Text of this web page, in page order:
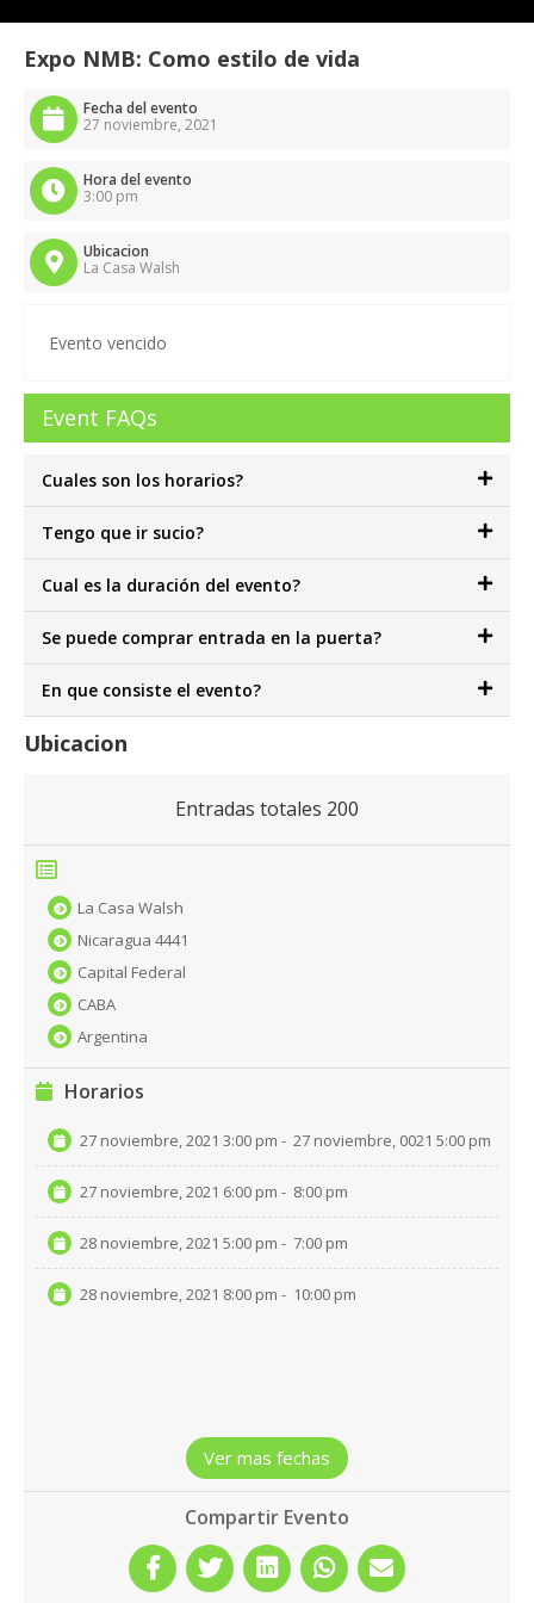
Expo NMB: Como estilo de vida
Fecha del evento
27 noviembre, 2021
Hora del evento
3:00 pm
Ubicacion
La Casa Walsh
Evento vencido
Event FAQs
Cuales son los horarios?
Tengo que ir sucio?
Cual es la duración del evento?
Se puede comprar entrada en la puerta?
En que consiste el evento?
Ubicacion
Entradas totales 200
La Casa Walsh
Nicaragua 4441
Capital Federal
CABA
Argentina
Horarios
27 noviembre, 2021 3:00 pm - 27 noviembre, 0021 5:00 pm
27 noviembre, 2021 6:00 pm - 8:00 pm
28 noviembre, 2021 5:00 pm - 7:00 pm
28 noviembre, 2021 8:00 pm - 10:00 pm
Ver mas fechas
Compartir Evento